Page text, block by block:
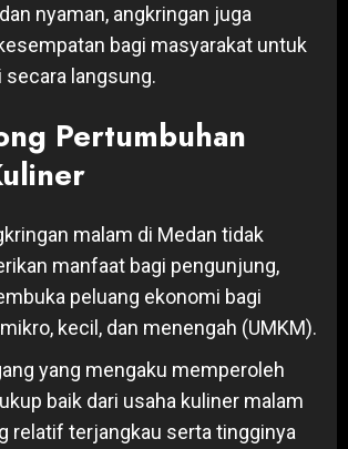
nyaman, angkringan juga
bagi masyarakat untuk
langsung.
Pertumbuhan
malam di Medan tidak
manfaat bagi pengunjung,
peluang ekonomi bagi
kecil, dan menengah (UMKM).
yang mengaku memperoleh
baik dari usaha kuliner malam
relatif terjangkau serta tingginya